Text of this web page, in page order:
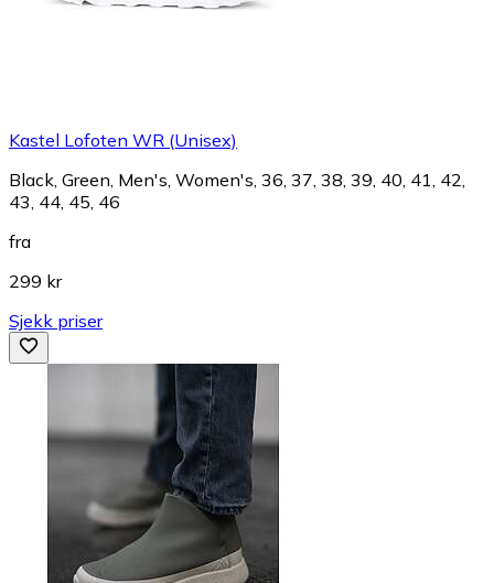
Kastel Lofoten WR (Unisex)
Black, Green, Men's, Women's, 36, 37, 38, 39, 40, 41, 42,
43, 44, 45, 46
fra
299 kr
Sjekk priser